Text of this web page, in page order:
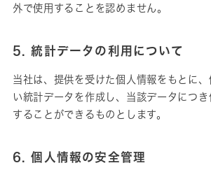
外で使用することを認めません。
5. 統計データの利用について
当社は、提供を受けた個人情報をもとに
い統計データを作成し、当該データにつ
することができるものとします。
6. 個人情報の安全管理